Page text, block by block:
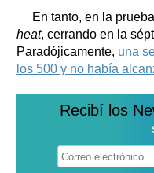
En tanto, en la
heat, cerrando en la
Paradójicamente, una
los 500 y no había
Recibí los